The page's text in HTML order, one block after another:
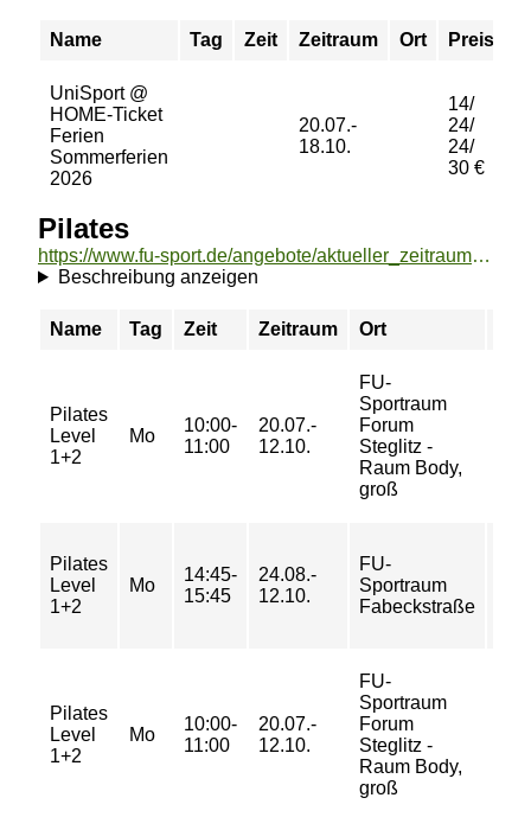
Name Tag Zeit Zeitraum Ort Preis
UniSport @
HOME-Ticket
Ferien
Sommerferien
2026
20.07.-
18.10.
14/
24/
24/
30 €
Pilates
https://www.fu-sport.de/angebote/aktueller_zeitraum/_Pilates.html
Beschreibung anzeigen
Name Tag Zeit Zeitraum Ort
Pilates
Level
1+2
Mo
10:00-
11:00
20.07.-
12.10.
FU-
Sportraum
Forum
Steglitz -
Raum Body,
groß
Pilates
Level
1+2
Mo
14:45-
15:45
24.08.-
12.10.
FU-
Sportraum
Fabeckstraße
Pilates
Level
1+2
Mo
10:00-
11:00
20.07.-
12.10.
FU-
Sportraum
Forum
Steglitz -
Raum Body,
groß